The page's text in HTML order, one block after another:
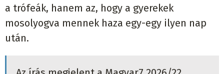
a trófeák, hanem az, hogy a gyerekek
mosolyogva mennek haza egy-egy ilyen nap
után.